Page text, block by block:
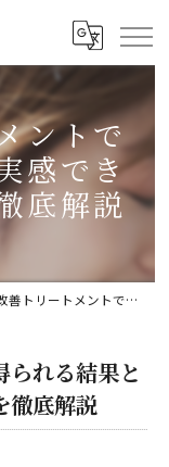
ントで
感でき
底解説
メントで得られる結果とは実感できる変化と持続性を徹底解説
られる結果と
徹底解説